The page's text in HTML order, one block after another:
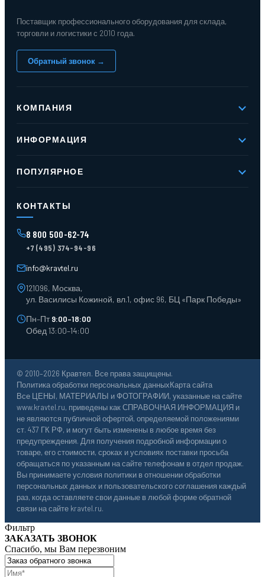
Поставщик профессионального оборудования для склада,
торговли и логистики с 2010 года.
Обратный звонок →
КОМПАНИЯ
Реквизиты
Контакты
ИНФОРМАЦИЯ
Доставка и оплата
ПОПУЛЯРНОЕ
Контейнеры для отходов
Поддоны
Ящики пластиковые
Тара пласт. и металл.
Тележки для склада
КОНТАКТЫ
8 800 500-62-74
+7 (495) 374-94-96
info@kravtel.ru
121096, Москва,
ул. Василисы Кожиной, вл.1, офис 96, БЦ «Парк Победы»
Пн–Пт9:00–18:00
Обед 13:00–14:00
© 2010–2026 Кравтел. Все права защищены.
Политика обработки персональных данныхКарта сайта
Все ЦЕНЫ, МАТЕРИАЛЫ и ФОТОГРАФИИ, указанные на сайте
www.kravtel.ru, приведены как СПРАВОЧНАЯ ИНФОРМАЦИЯ и
не являются публичной офертой, определяемой положениями
ст. 437 ГК РФ, и могут быть изменены в любое время без
предупреждения. Для получения подробной информации о
товаре, его стоимости, сроках и условиях поставки просьба
обращаться по указанным на сайте телефонам в отдел продаж.
Вы принимаете условия политики в отношении обработки
персональных данных и пользовательского соглашения каждый
раз, когда оставляете свои данные в любой форме обратной
связи на сайте kravtel.ru.
Фильтр
ЗАКАЗАТЬ ЗВОНОК
Спасибо, мы Вам перезвоним